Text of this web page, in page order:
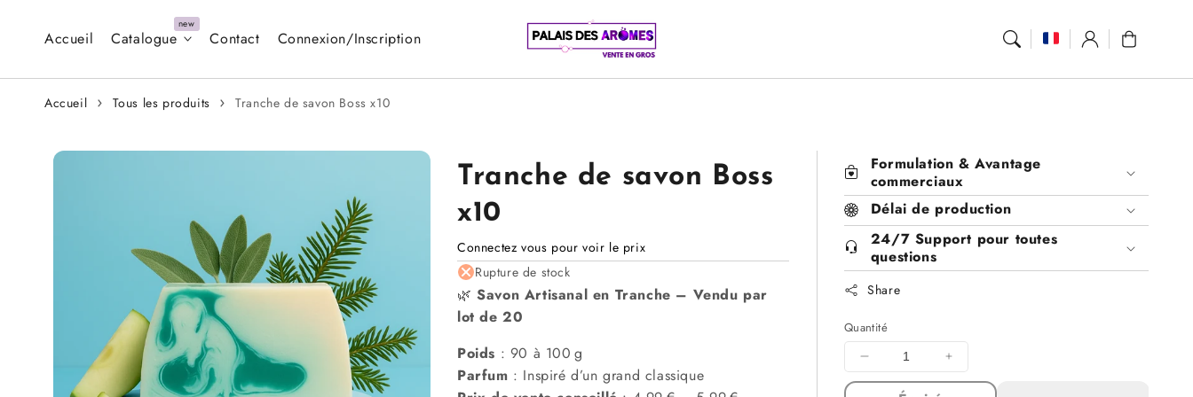
contenuAccueil Catalogue Contact Connexion/Inscription
Se
connecter
Panier
Accueil Tous les produits Tranche de savon Boss x10
Tranche de savon Boss
x10
Connectez vous pour voir le prix
Rupture de stock
🌿Savon Artisanal en Tranche – Vendu par
lot de 20
Poids : 90 à 100 g
Parfum : Inspiré d’un grand classique
Formulation & Avantage
commerciaux
Délai de production
24/7 Support pour toutes
questions
Share
Quantité
Diminuer
la
Augmenter
la